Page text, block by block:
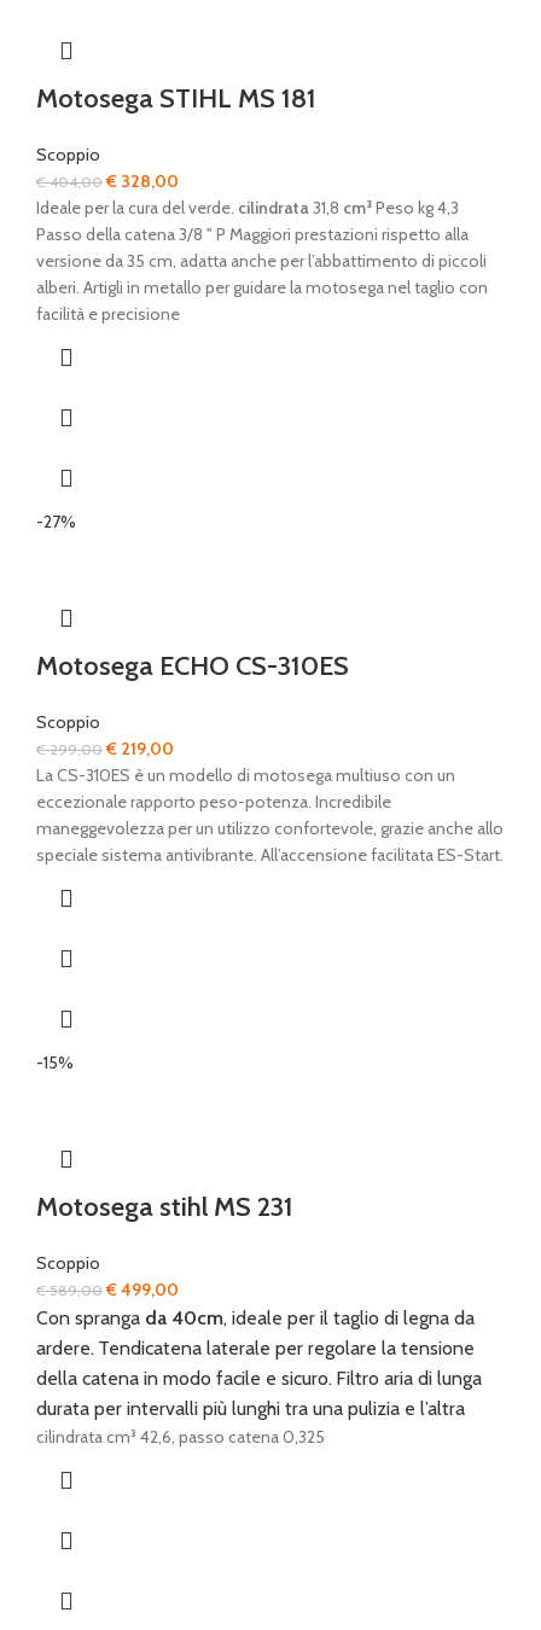
Motosega STIHL MS 181
Scoppio
€404,00Il
prezzo
originale
era:
€ 404,00.
€ 328,00
prezzo
attuale
è:
€ 328,00.
Ideale per la cura del verde. cilindrata31,8 cm³Peso kg 4,3
Passo della catena 3/8 " P Maggiori prestazioni rispetto alla
versione da 35 cm, adatta anche per l’abbattimento di piccoli
alberi. Artigli in metallo per guidare la motosega nel taglio con
facilità e precisione
-27%
Motosega ECHO CS-310ES
Scoppio
€299,00Il
prezzo
originale
era:
€ 299,00.
€ 219,00
prezzo
attuale
è:
€ 219,00.
La CS-310ES è un modello di motosega multiuso con un
eccezionale rapporto peso-potenza. Incredibile
maneggevolezza per un utilizzo confortevole, grazie anche allo
speciale sistema antivibrante. All’accensione facilitata ES-Start.
-15%
Motosega stihl MS 231
Scoppio
€589,00Il
prezzo
originale
€499,00
prezzo
attuale
Con spranga da 40cm, ideale per il taglio di legna da
ardere. Tendicatena laterale per regolare la tensione
della catena in modo facile e sicuro. Filtro aria di lunga
durata per intervalli più lunghi tra una pulizia e l’altra
cilindrata cm³ 42,6, passo catena 0,325